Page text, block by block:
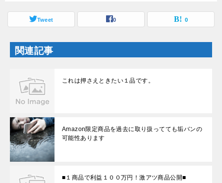
き
す
し
い
ウ
ン
ド
ウ
で
ま
す
Tweet 0 0
関連記事
これは押さえときたい１品です。
Amazon限定商品を過去に取り扱ってても垢バンの
可能性あります
■１商品で利益１００万円！激アツ商品公開■